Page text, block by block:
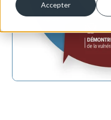
Accepter